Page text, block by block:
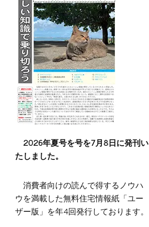
2026年夏号を号を7月8日に発刊い
たしました。
消費者向けの読んで得するノウハ
ウを満載した無料住宅情報紙「ユー
ザー版」を年4回発行しております。